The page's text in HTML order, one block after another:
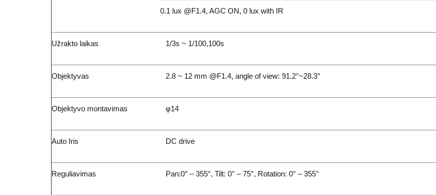
0.1 lux @F1.4, AGC ON, 0 lux with IR
Užrakto laikas 1/3s ~ 1/100,100s
Objektyvas 2.8 ~ 12 mm @F1.4, angle of view: 91.2°~28.3°
Objektyvo montavimas φ14
Auto Iris DC drive
Reguliavimas Pan:0° – 355°, Tilt: 0° – 75°, Rotation: 0° – 355°